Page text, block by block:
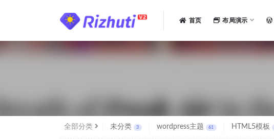
首页 布局演示
全部分类 未分类 3 wordpress主题 61 HTML5模板